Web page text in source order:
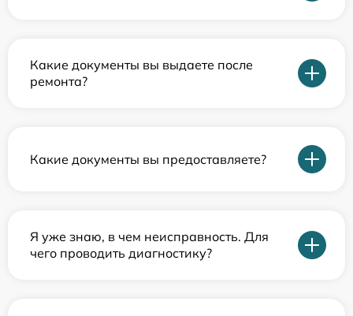
Какие документы вы выдаете после
ремонта?
Какие документы вы предоставляете?
Я уже знаю, в чем неисправность. Для
чего проводить диагностику?